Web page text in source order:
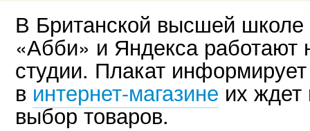
В Британской высшей
«Абби» и Яндекса работают
студии. Плакат
в интернет-магазине их ждет
выбор товаров.